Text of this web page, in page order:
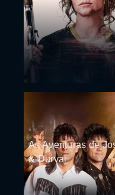
As Aventuras de
& Durval